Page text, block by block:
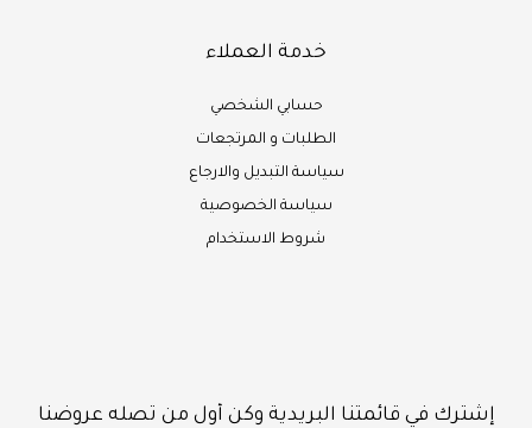
خدمة العملاء
حسابي الشخصي
الطلبات و المرتجعات
سياسة التبديل والارجاع
سياسة الخصوصية
شروط الاستخدام
إشترك في قائمتنا البريدية وكن أول من تصله عروضنا